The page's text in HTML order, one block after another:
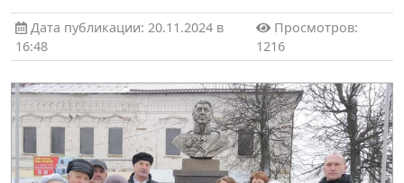
Дата публикации: 20.11.2024 в
16:48
Просмотров:
1216